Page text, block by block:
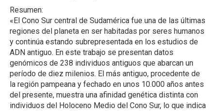
Resumen:
«El Cono Sur central de Sudamérica fue una de las últimas
regiones del planeta en ser habitadas por seres humanos
y continúa estando subrepresentada en los estudios de
ADN antiguo. En este trabajo se presentan datos
genómicos de 238 individuos antiguos que abarcan un
período de diez milenios. El más antiguo, procedente de
la región pampeana y fechado en unos 10.000 años antes
del presente, muestra una afinidad genética distinta con
individuos del Holoceno Medio del Cono Sur, lo que indica